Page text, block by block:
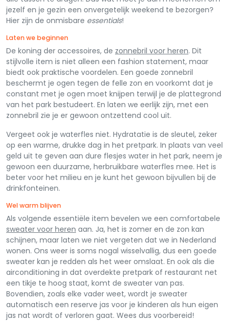
jezelf en je gezin een onvergetelijk weekend te bezorgen?
Hier zijn de onmisbare essentials!
Laten we beginnen
De koning der accessoires, de zonnebril voor heren. Dit
stijlvolle item is niet alleen een fashion statement, maar
biedt ook praktische voordelen. Een goede zonnebril
beschermt je ogen tegen de felle zon en voorkomt dat je
constant met je ogen moet knijpen terwijl je de plattegrond
van het park bestudeert. En laten we eerlijk zijn, met een
zonnebril zie je er gewoon ontzettend cool uit.
Vergeet ook je waterfles niet. Hydratatie is de sleutel, zeker
op een warme, drukke dag in het pretpark. In plaats van veel
geld uit te geven aan dure flesjes water in het park, neem je
gewoon een duurzame, herbruikbare waterfles mee. Het is
beter voor het milieu en je kunt het gewoon bijvullen bij de
drinkfonteinen.
Wel warm blijven
Als volgende essentiële item bevelen we een comfortabele
sweater voor heren aan. Ja, het is zomer en de zon kan
schijnen, maar laten we niet vergeten dat we in Nederland
wonen. Ons weer is soms nogal wisselvallig, dus een goede
sweater kan je redden als het weer omslaat. En ook als die
airconditioning in dat overdekte pretpark of restaurant net
een tikje te hoog staat, komt de sweater van pas.
Bovendien, zoals elke vader weet, wordt je sweater
automatisch een reserve jas voor je kinderen als hun eigen
jas nat wordt of verloren gaat. Wees dus voorbereid!